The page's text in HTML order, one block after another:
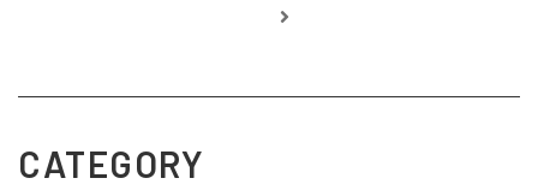
CATEGORY